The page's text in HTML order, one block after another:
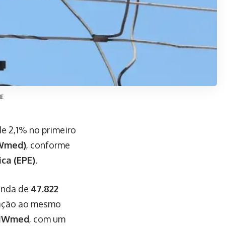
2,1% no primeiro
, conforme
(EPE).
de 47.822
ao mesmo
, com um